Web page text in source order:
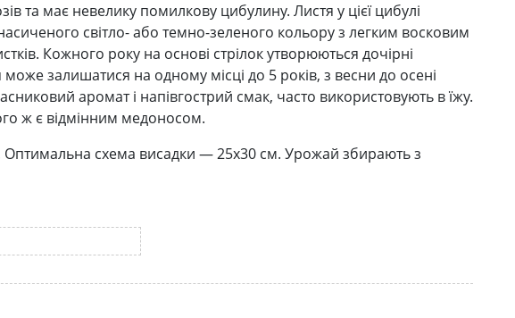
та має невелику помилкову цибулину. Листя у цієї цибулі
світло- або темно-зеленого кольору з легким восковим
Кожного року на основі стрілок утворюються дочірні
залишатися на одному місці до 5 років, з весни до осені
аромат і напівгострий смак, часто використовують в їжу.
ж є відмінним медоносом.
Оптимальна схема висадки — 25х30 см. Урожай збирають з